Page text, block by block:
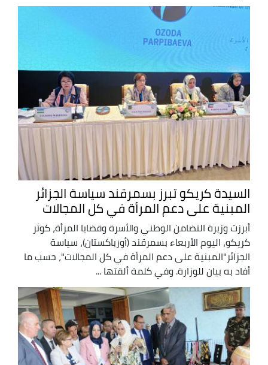
السيدة كريكو تبرز بسمرقند سياسة الجزائر
المبنية على دعم المرأة في كل المجالات
أبرزت وزيرة التضامن الوطني والأسرة وقضايا المرأة، كوثر
كريكو، اليوم الأربعاء بسمرقند (أوزباكستان)، سياسة
الجزائر"المبنية على دعم المرأة في كل المجالات"، حسب ما
أفاد به بيان للوزارة. وفي كلمة ألقتها ...